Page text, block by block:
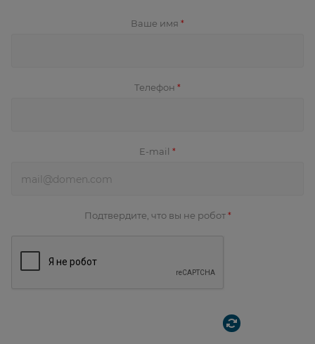
Ваше имя *
Телефон *
E-mail *
Подтвердите, что вы не робот *